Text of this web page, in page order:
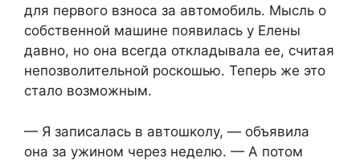
для первого взноса за автомобиль. Мысль о
собственной машине появилась у Елены
давно, но она всегда откладывала ее, считая
непозволительной роскошью. Теперь же это
стало возможным.
— Я записалась в автошколу, — объявила
она за ужином через неделю. — А потом